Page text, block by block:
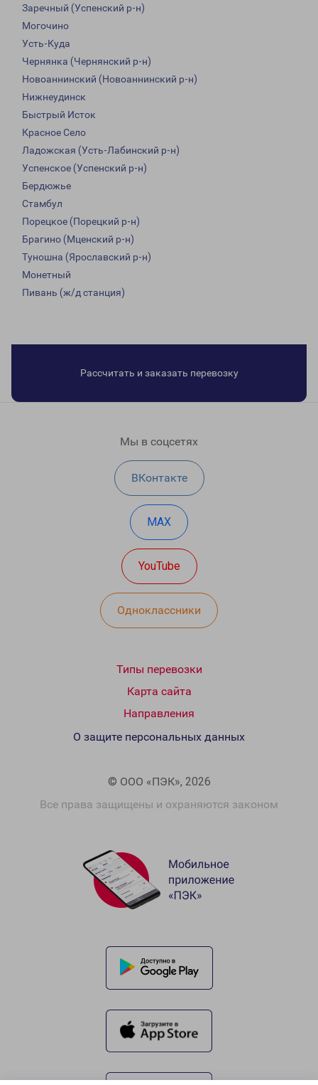
Заречный (Успенский р-н)
Могочино
Усть-Куда
Чернянка (Чернянский р-н)
Новоаннинский (Новоаннинский р-н)
Нижнеудинск
Быстрый Исток
Красное Село
Ладожская (Усть-Лабинский р-н)
Успенское (Успенский р-н)
Бердюжье
Стамбул
Порецкое (Порецкий р-н)
Брагино (Мценский р-н)
Туношна (Ярославский р-н)
Монетный
Пивань (ж/д станция)
Рассчитать и заказать перевозку
Мы в соцсетях
ВКонтакте
MAX
YouTube
Одноклассники
Типы перевозки
Карта сайта
Направления
© ООО «ПЭК», 2026
Все права защищены и охраняются законом
О защите персональных данных